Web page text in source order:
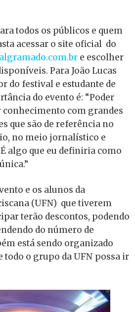
todos os públicos e quem
acessar o site oficial do
e escolher
Para João Lucas
do festival e estudante de
do evento é: “Poder
com grandes
que são de referência no
no meio jornalístico e
algo que eu definiria como
e os alunos da
(UFN) que tiverem
terão descontos, podendo
do número de
está sendo organizado
todo o grupo da UFN possa ir